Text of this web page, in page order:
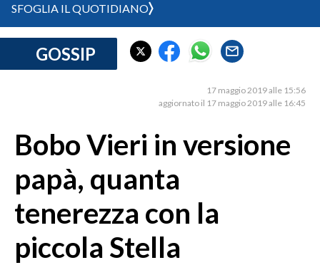
CRONACA SARDEGNA
MEDIO CAMPIDANO
SASSARI E PROVINCIA
GALLURA
NUORO E PROVINCIA
OGLIASTRA
SFOGLIA IL QUOTIDIANO
GOSSIP
17 maggio 2019 alle 15:56
aggiornato il 17 maggio 2019 alle 16:45
Bobo Vieri in versione
papà, quanta
tenerezza con la
piccola Stella